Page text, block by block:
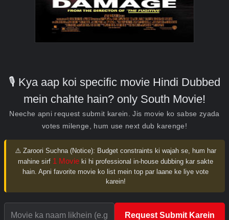
🎙️ Kya aap koi specific movie Hindi Dubbed
mein chahte hain? only South Movie!
Neeche apni request submit karein. Jis movie ko sabse zyada
votes milenge, hum use next dub karenge!
⚠️ Zaroori Suchna (Notice): Budget constraints ki wajah se, hum har
mahine sirf 1 Movie ki hi professional in-house dubbing kar sakte
hain. Apni favorite movie ko list mein top par laane ke liye vote
karein!
Request Submit Karein